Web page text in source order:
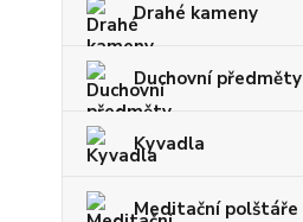
Drahé kameny
Duchovní předměty
Kyvadla
Meditační polštáře